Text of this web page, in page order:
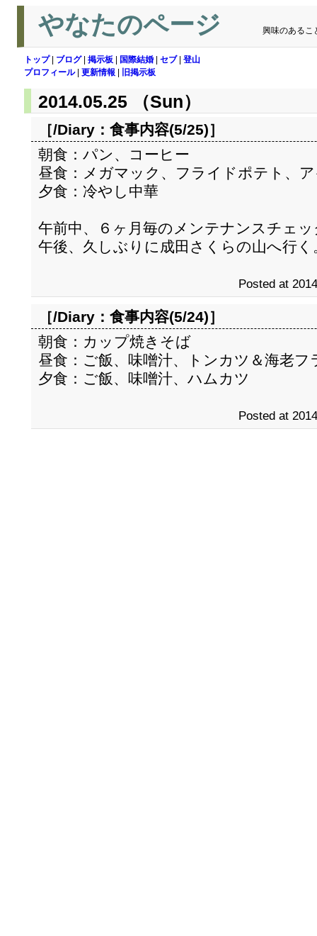
やなたのページ 興味のあるこ
トップ| ブログ| 掲示板 国際結婚 セブ| 登山
プロフィール| 更新情報 旧掲示板
2014.05.25 （Sun）
［/Diary： 食事内容(5/25)］
朝食：パン、コーヒー
昼食：メガマック、フライドポテト、
夕食：冷やし中華
午前中、６ヶ月毎のメンテナンスチェ
午後、久しぶりに成田さくらの山へ行く
Posted at
［/Diary： 食事内容(5/24)］
朝食：カップ焼きそば
昼食：ご飯、味噌汁、トンカツ＆海老フ
夕食：ご飯、味噌汁、ハムカツ
Posted at